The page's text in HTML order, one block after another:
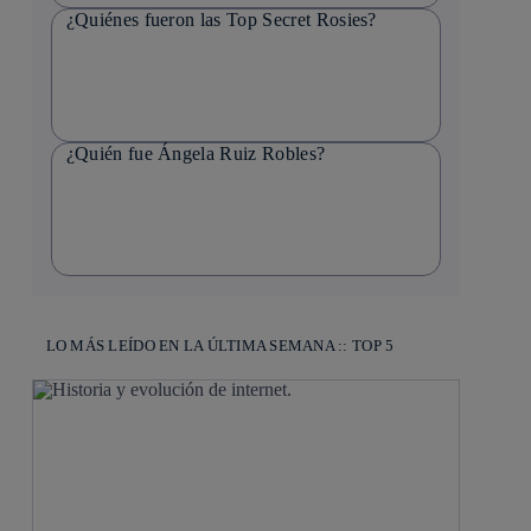
¿Quiénes fueron las Top Secret Rosies?
¿Quién fue Ángela Ruiz Robles?
LO MÁS LEÍDO EN LA ÚLTIMA SEMANA :: TOP 5